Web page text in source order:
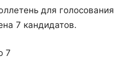
для голосования
7 кандидатов.
7